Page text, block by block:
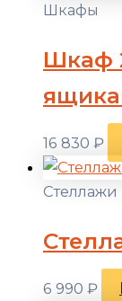
Шкафы
Шкаф
16 830 ₽
Стеллажи
6 990 ₽